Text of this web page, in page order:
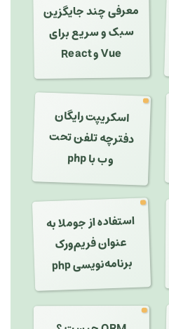
معرفی چند جایگزین
سبک و سریع برای
Vue و React
اسکریپت رایگان
دفترچه تلفن تحت
وب با php
استفاده از جوملا به
عنوان فریم‌ورک
برنامه‌نویسی php